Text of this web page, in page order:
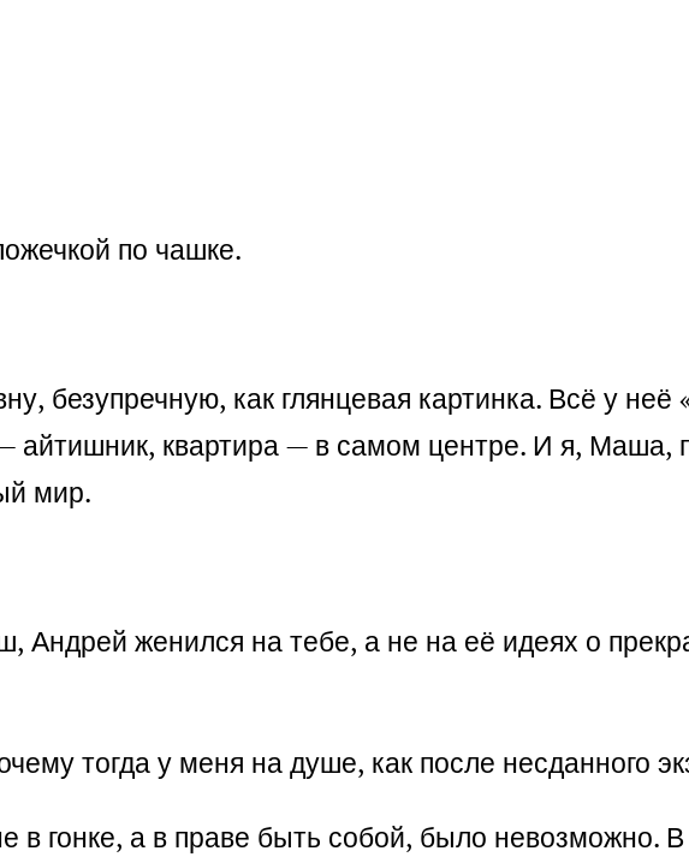
по чашке.
безупречную, как глянцевая картинка. Всё у
квартира — в самом центре. И я, Маша,
мир.
женился на тебе, а не на её идеях о
тогда у меня на душе, как после несданного
в гонке, а в праве быть собой, было невозможно.